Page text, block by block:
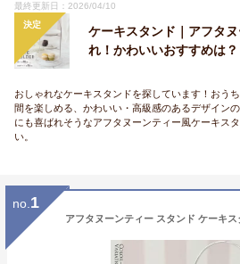
最終更新日：2026/04/10
決定
ケーキスタンド｜アフタ
れ！かわいいおすすめは？
おしゃれなケーキスタンドを探しています！おう
間を楽しめる、かわいい・高級感のあるデザイン
にも喜ばれそうなアフタヌーンティー風ケーキス
い。
no. 1